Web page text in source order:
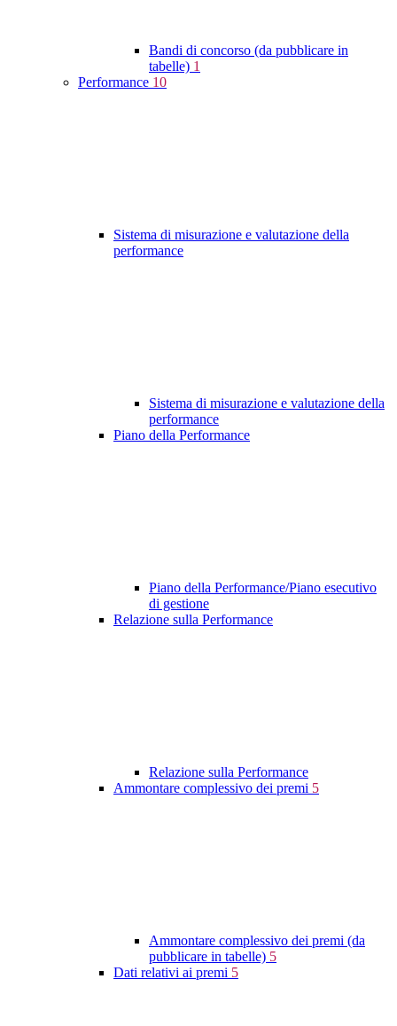
Bandi di concorso (da pubblicare in
tabelle) 1
Performance 10
Sistema di misurazione e valutazione della
performance
Sistema di misurazione e valutazione della
performance
Piano della Performance
Piano della Performance/Piano esecutivo
di gestione
Relazione sulla Performance
Relazione sulla Performance
Ammontare complessivo dei premi 5
Ammontare complessivo dei premi (da
pubblicare in tabelle) 5
Dati relativi ai premi 5